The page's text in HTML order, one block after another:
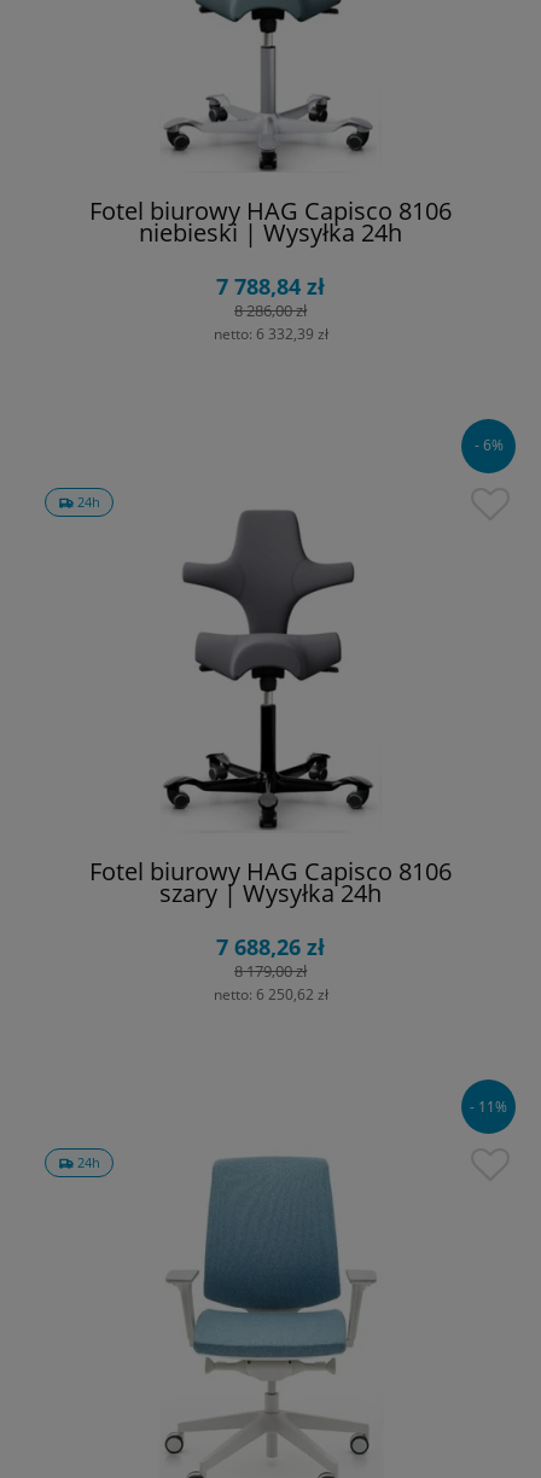
Fotel biurowy HAG Capisco 8106
niebieski | Wysyłka 24h
7 788,84 zł
8 286,00 zł
netto: 6 332,39 zł
24h
Fotel biurowy HAG Capisco 8106
szary | Wysyłka 24h
7 688,26 zł
8 179,00 zł
netto: 6 250,62 zł
- 6%
24h
- 11%